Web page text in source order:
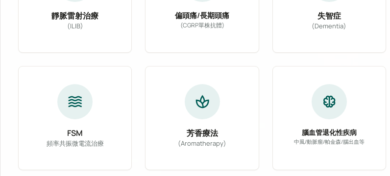
靜脈雷射治療
(ILIB)
偏頭痛/長期頭痛
(CGRP單株抗體)
失智症
(Dementia)
waves
FSM
頻率共振微電流治療
spa
芳香療法
(Aromatherapy)
neurology
腦血管退化性疾病
中風/動脈瘤/帕金森/腦出血等